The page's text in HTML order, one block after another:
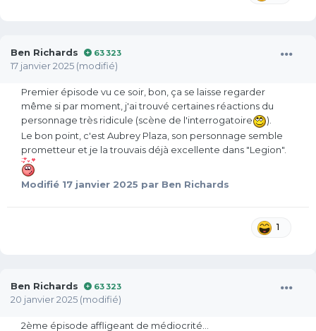
Ben Richards 63 323
17 janvier 2025 (modifié)
Premier épisode vu ce soir, bon, ça se laisse regarder
même si par moment, j'ai trouvé certaines réactions du
personnage très ridicule (scène de l'interrogatoire
).
Le bon point, c'est Aubrey Plaza, son personnage semble
prometteur et je la trouvais déjà excellente dans "Legion".
Modifié 17 janvier 2025 par Ben Richards
1
Ben Richards 63 323
20 janvier 2025 (modifié)
2ème épisode affligeant de médiocrité...